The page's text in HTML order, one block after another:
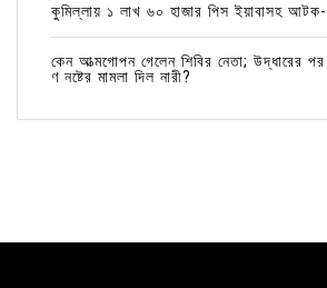
কুমিল্লায় ১ লাখ ৬০ হাজার পিস ইয়াবাসহ
কেন আত্মগোপন গেলেন শিবির নেতা; উদ্ধারের
ণ নষ্টের মামলা দিল নারী?